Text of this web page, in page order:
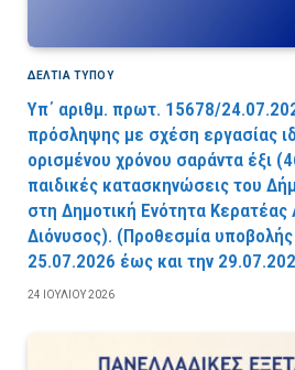
ΔΕΛΤΙΑ ΤΥΠΟΥ
Υπ΄ αριθμ. πρωτ. 15678/
πρόσληψης με σχέση εργασίας
ορισμένου χρόνου σαράντα έξι
παιδικές κατασκηνώσεις του
στη Δημοτική Ενότητα Κερατέας
Διόνυσος). (Προθεσμία
25.07.2026 έως και την
24 ΙΟΥΛΊΟΥ 2026